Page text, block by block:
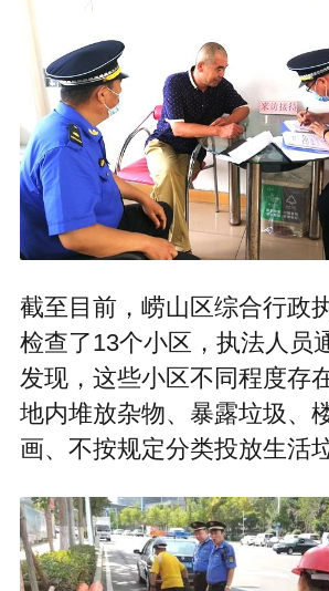
截至目前，崂山区综合行政
检查了13个小区，执法人员
发现，这些小区不同程度存
地内堆放杂物、暴露垃圾、
画、不按规定分类投放生活